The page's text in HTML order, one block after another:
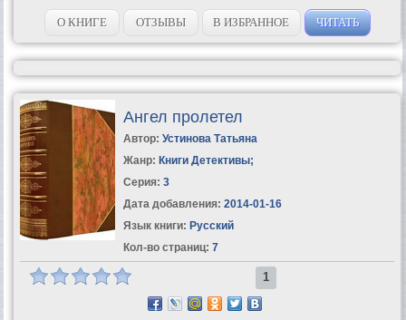
О КНИГЕ ОТЗЫВЫ В ИЗБРАННОЕ ЧИТАТЬ
Ангел пролетел
Автор: Устинова Татьяна
Жанр: Книги Детективы;
Серия: 3
Дата добавления: 2014-01-16
Язык книги: Русский
Кол-во страниц: 7
1